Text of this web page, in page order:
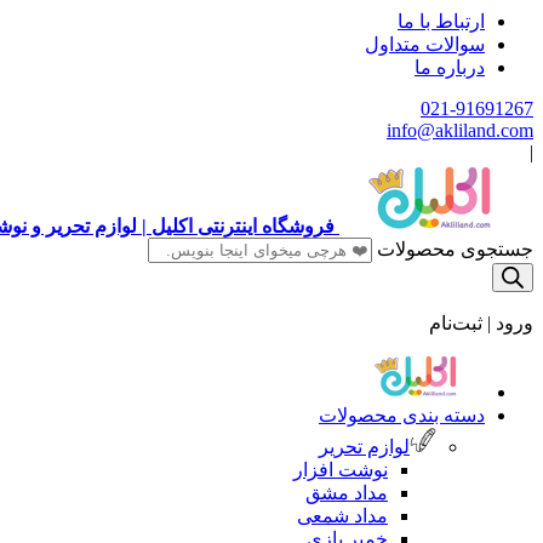
ارتباط با ما
سوالات متداول
درباره ما
021-91691267
info@akliland.com
|
فروشگاه اینترنتی اکلیل | لوازم تحریر و
جستجوی محصولات
ورود | ثبت‌نام
دسته بندی محصولات
لوازم تحریر
نوشت افزار
مداد مشق
مداد شمعی
خمیر بازی